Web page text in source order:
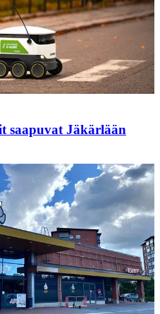
saapuvat Jäkärlään